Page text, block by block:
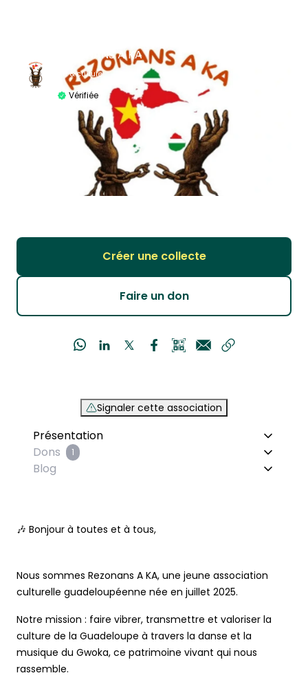
REZONANS A KA
Art & culture
Vérifiée
Créer une collecte
Faire un don
Signaler cette association
Présentation
Dons
1
Blog
🎶 Bonjour à toutes et à tous,
Nous sommes Rezonans A KA, une jeune association
culturelle guadeloupéenne née en juillet 2025.
Notre mission : faire vibrer, transmettre et valoriser la
culture de la Guadeloupe à travers la danse et la
musique du Gwoka, ce patrimoine vivant qui nous
rassemble.